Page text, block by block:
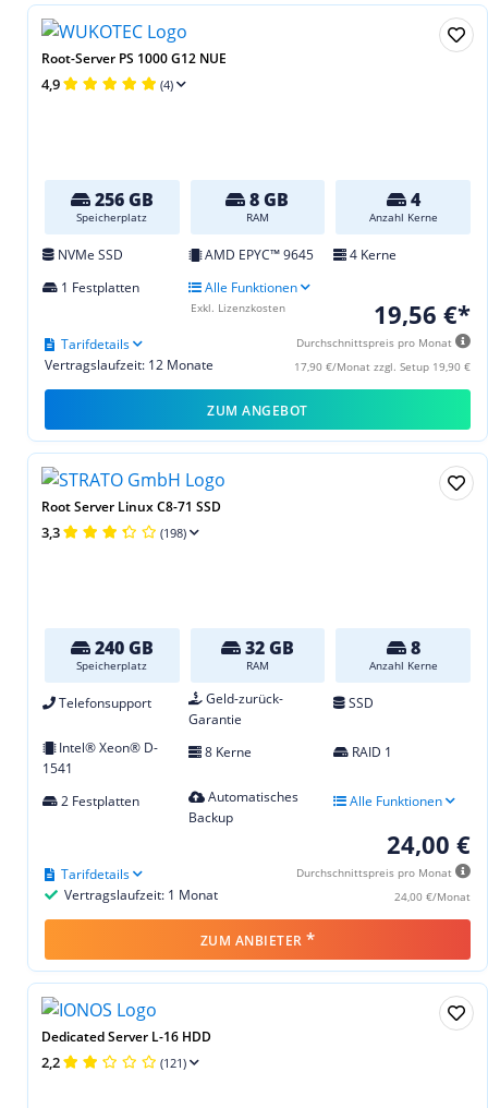
Root-Server PS 1000 G12 NUE
4,9 (4)
256 GB
Speicherplatz
8 GB
RAM
4
Anzahl Kerne
NVMe SSD AMD EPYC™ 9645
4 Kerne
1 Festplatten
Alle Funktionen
19,56 €*
Durchschnittspreis pro Monat
17,90 €/Monat zzgl. Setup 19,90 €
Vertragslaufzeit: 12 Monate
Tarifdetails
Exkl. Lizenzkosten
ZUM ANGEBOT
Root Server Linux C8-71 SSD
3,3 (198)
240 GB
Speicherplatz
32 GB
RAM
8
Anzahl Kerne
Telefonsupport
Geld-zurück-
Garantie
SSD
Intel® Xeon® D-
1541
8 Kerne RAID 1
2 Festplatten
Automatisches
Backup
Alle Funktionen
24,00 €
Durchschnittspreis pro Monat
24,00 €/Monat
Vertragslaufzeit: 1 Monat
Tarifdetails
ZUM ANBIETER *
Dedicated Server L-16 HDD
2,2 (121)